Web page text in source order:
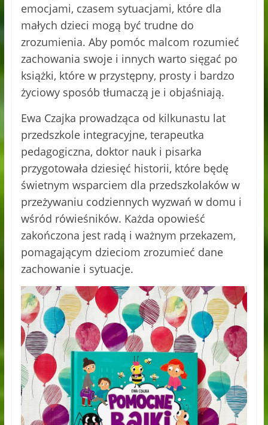
emocjami, czasem sytuacjami, które dla
małych dzieci mogą być trudne do
zrozumienia. Aby pomóc malcom rozumieć
zachowania swoje i innych warto sięgać po
książki, które w przystępny, prosty i bardzo
życiowy sposób tłumaczą je i objaśniają.
Ewa Czajka prowadząca od kilkunastu lat
przedszkole integracyjne, terapeutka
pedagogiczna, doktor nauk i pisarka
przygotowała dziesięć historii, które będę
świetnym wsparciem dla przedszkolaków w
przeżywaniu codziennych wyzwań w domu i
wśród rówieśników. Każda opowieść
zakończona jest radą i ważnym przekazem,
pomagającym dzieciom zrozumieć dane
zachowanie i sytuacje.